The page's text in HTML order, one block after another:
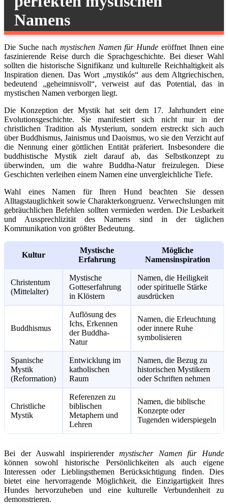
Namens
Die Suche nach mystischen Namen für Hunde eröffnet Ihnen eine
faszinierende Reise durch die Sprachgeschichte. Bei dieser Wahl
sollten die historische Signifikanz und kulturelle Reichhaltigkeit als
Inspiration dienen. Das Wort „mystikós“ aus dem Altgriechischen,
bedeutend „geheimnisvoll“, verweist auf das Potential, das in
mystischen Namen verborgen liegt.
Die Konzeption der Mystik hat seit dem 17. Jahrhundert eine
Evolutionsgeschichte. Sie manifestiert sich nicht nur in der
christlichen Tradition als Mysterium, sondern erstreckt sich auch
über Buddhismus, Jainismus und Daoismus, wo sie den Verzicht auf
die Nennung einer göttlichen Entität präferiert. Insbesondere die
buddhistische Mystik zielt darauf ab, das Selbstkonzept zu
überwinden, um die wahre Buddha-Natur freizulegen. Diese
Geschichten verleihen einem Namen eine unvergleichliche Tiefe.
Wahl eines Namen für Ihren Hund beachten Sie dessen
Alltagstauglichkeit sowie Charakterkongruenz. Verwechslungen mit
gebräuchlichen Befehlen sollten vermieden werden. Die Lesbarkeit
und Aussprechlizität des Namens sind in der täglichen
Kommunikation von größter Bedeutung.
Kultur
Mystische
Erfahrung
Mögliche
Namensinspiration
Christentum
(Mittelalter)
Mystische
Gotteserfahrung
in Klöstern
Namen, die Heiligkeit
oder spirituelle Stärke
ausdrücken
Buddhismus
Auflösung des
Ichs, Erkennen
der Buddha-
Natur
Namen, die Erleuchtung
oder innere Ruhe
symbolisieren
Spanische
Mystik
(Reformation)
Entwicklung im
katholischen
Raum
Namen, die Bezug zu
historischen Mystikern
oder Schriften nehmen
Christliche
Mystik
Referenzen zu
biblischen
Metaphern und
Lehren
Namen, die biblische
Konzepte oder
Tugenden widerspiegeln
Bei der Auswahl inspirierendermystischer Namen für Hunde
können sowohl historische Persönlichkeiten als auch eigene
Interessen oder Lieblingsthemen Berücksichtigung finden. Dies
bietet eine hervorragende Möglichkeit, die Einzigartigkeit Ihres
Hundes hervorzuheben und eine kulturelle Verbundenheit zu
demonstrieren.